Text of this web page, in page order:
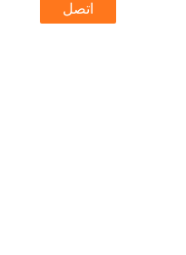
اتصل